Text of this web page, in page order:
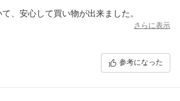
、安心して買い物が出来ました。
さらに表示
参考になった